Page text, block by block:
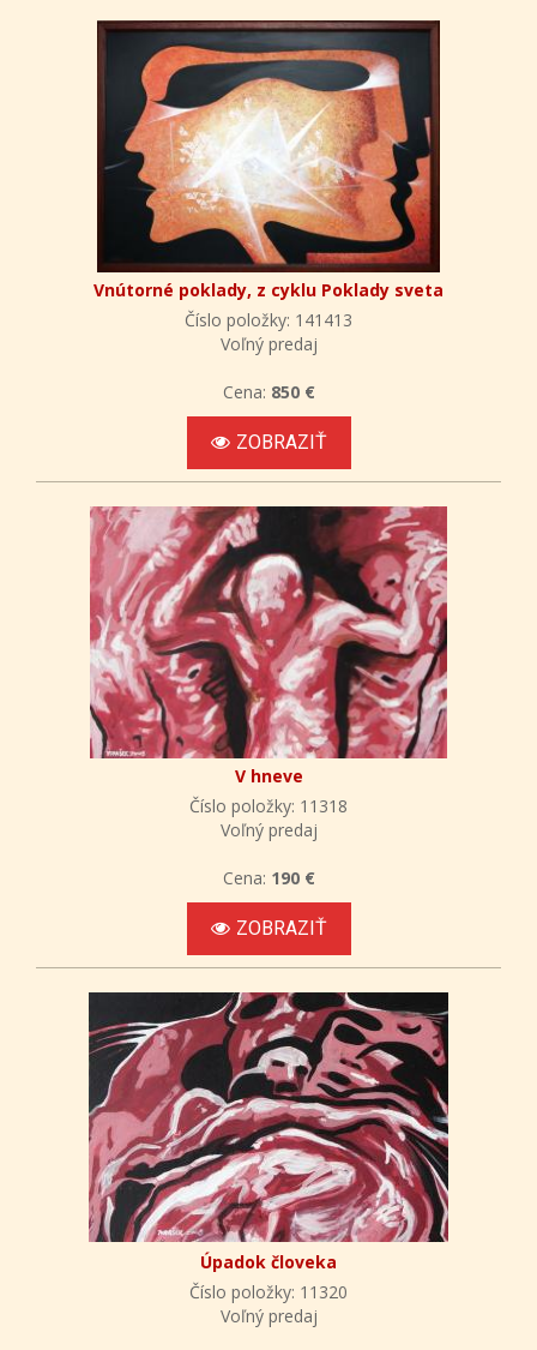
Vnútorné poklady, z cyklu Poklady sveta
Číslo položky: 141413
Voľný predaj
Cena: 850 €
ZOBRAZIŤ
V hneve
Číslo položky: 11318
Voľný predaj
Cena: 190 €
ZOBRAZIŤ
Úpadok človeka
Číslo položky: 11320
Voľný predaj